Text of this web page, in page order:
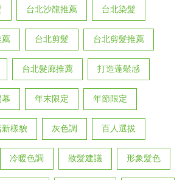
台北沙龍推薦 台北染髮
薦 台北剪髮 台北剪髮推薦
台北髮廊推薦 打造蓬鬆感
年末限定 年節限定
樣貌 灰色調 百人選拔
冷暖色調 妝髮建議 形象髮色